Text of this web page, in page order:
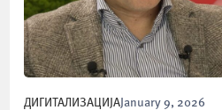
ДИГИТАЛИЗАЦИЈАJanuary 9, 2026